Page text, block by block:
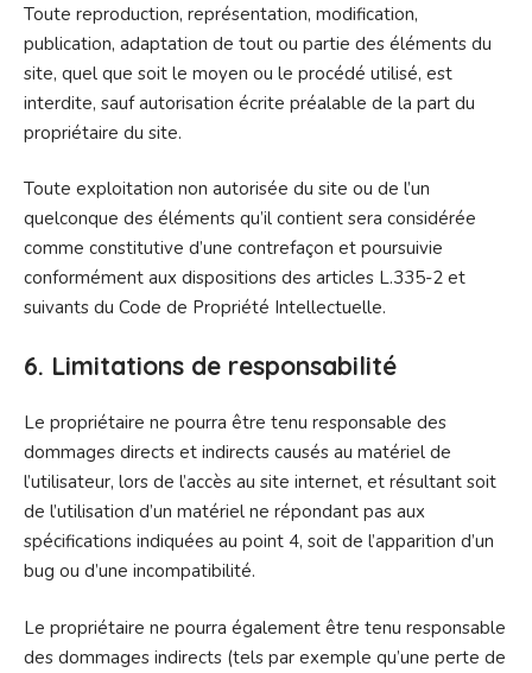
Toute reproduction, représentation, modification,
publication, adaptation de tout ou partie des éléments du
site, quel que soit le moyen ou le procédé utilisé, est
interdite, sauf autorisation écrite préalable de la part du
propriétaire du site.
Toute exploitation non autorisée du site ou de l’un
quelconque des éléments qu’il contient sera considérée
comme constitutive d’une contrefaçon et poursuivie
conformément aux dispositions des articles L.335-2 et
suivants du Code de Propriété Intellectuelle.
6. Limitations de responsabilité
Le propriétaire ne pourra être tenu responsable des
dommages directs et indirects causés au matériel de
l’utilisateur, lors de l’accès au site internet, et résultant soit
de l’utilisation d’un matériel ne répondant pas aux
spécifications indiquées au point 4, soit de l’apparition d’un
bug ou d’une incompatibilité.
Le propriétaire ne pourra également être tenu responsable
des dommages indirects (tels par exemple qu’une perte de